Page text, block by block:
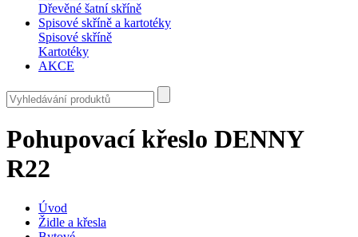
Dřevěné šatní skříně
Spisové skříně a kartotéky
Spisové skříně
Kartotéky
AKCE
Pohupovací křeslo DENNY
R22
Úvod
Židle a křesla